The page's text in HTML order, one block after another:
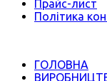
Прайс-лист
Політика
ГОЛОВНА